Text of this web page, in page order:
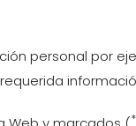
personal por
*